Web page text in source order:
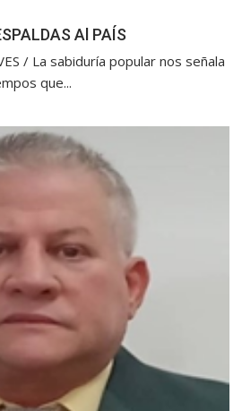
Al PAÍS
/ La sabiduría popular nos señala
que...